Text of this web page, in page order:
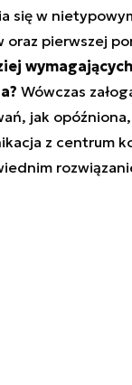
się w
oraz pierwszej
Wówczas
jak
z centrum